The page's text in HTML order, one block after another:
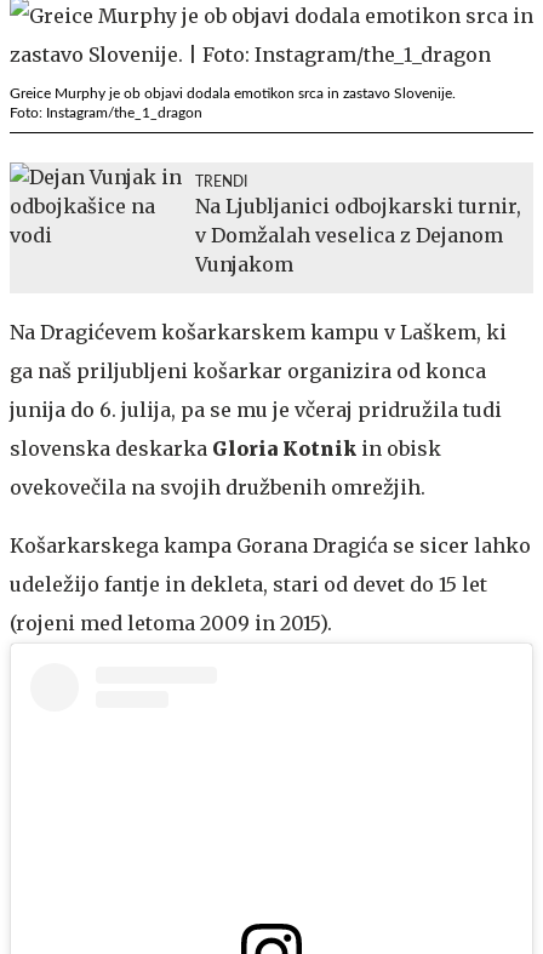
Greice Murphy je ob objavi dodala emotikon srca in zastavo Slovenije.
Foto: Instagram/the_1_dragon
TRENDI
Na Ljubljanici odbojkarski turnir,
v Domžalah veselica z Dejanom
Vunjakom
Na Dragićevem košarkarskem kampu v Laškem, ki
ga naš priljubljeni košarkar organizira od konca
junija do 6. julija, pa se mu je včeraj pridružila tudi
slovenska deskarka Gloria Kotnik in obisk
ovekovečila na svojih družbenih omrežjih.
Košarkarskega kampa Gorana Dragića se sicer lahko
udeležijo fantje in dekleta, stari od devet do 15 let
(rojeni med letoma 2009 in 2015).